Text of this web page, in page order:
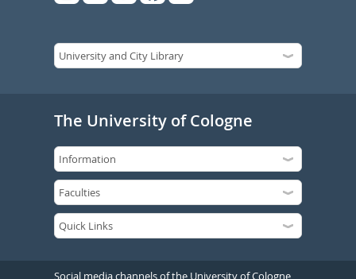
The University of Cologne
Social media channels of the University of Cologne